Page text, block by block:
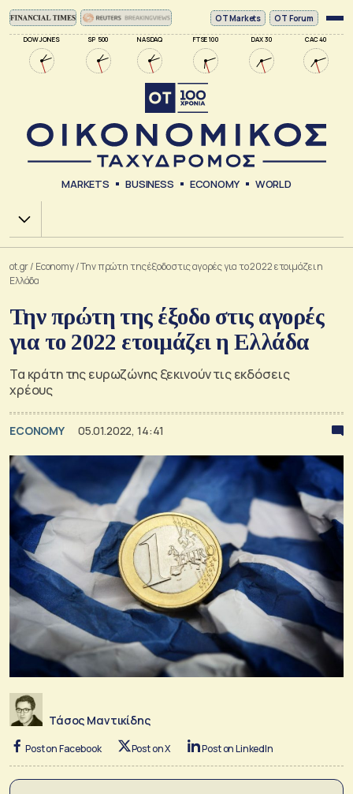
DOW JONES SP 500 NASDAQ FTSE 100 DAX 30 CAC 40
ΟΤ Markets OT Forum
MARKETS BUSINESS ECONOMY WORLD
Χ.Α.
ot.gr/ Economy/Την πρώτη της έξοδο στις αγορές για το 2022 ετοιμάζει η
Ελλάδα
Την πρώτη της έξοδο στις αγορές
για το 2022 ετοιμάζει η Ελλάδα
Τα κράτη της ευρωζώνης ξεκινούν τις εκδόσεις
χρέους
ECONOMY 05.01.2022, 14:41
Τάσος Μαντικίδης
Post on Facebook Post on X Post on LinkedIn